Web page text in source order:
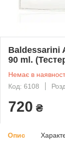
Baldessarini
90 ml.
Немає в
Код: 6108
720 ₴
Опис